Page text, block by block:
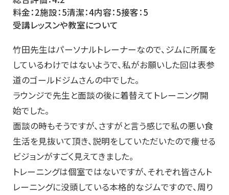
料金：2施設：5清潔：4内容：5接客：5
受講レッスンや教室について
竹田先生はパーソナルトレーナーなので、ジムに所属を
しているわけではないようで、私がお願いした回は表参
道のゴールドジムさんの中でした。
ラウンジで先生と面談の後に着替えてトレーニング開
始でした。
面談の時もそうですが、さすがと言う感じで私の悪い食
生活を見抜いて頂き、説明をしていただいたので痩せる
ビジョンがすごく見えてきました。
トレーニングは個室ではないですが、それぞれ皆さんト
レーニングに没頭している本格的なジムですので、周り